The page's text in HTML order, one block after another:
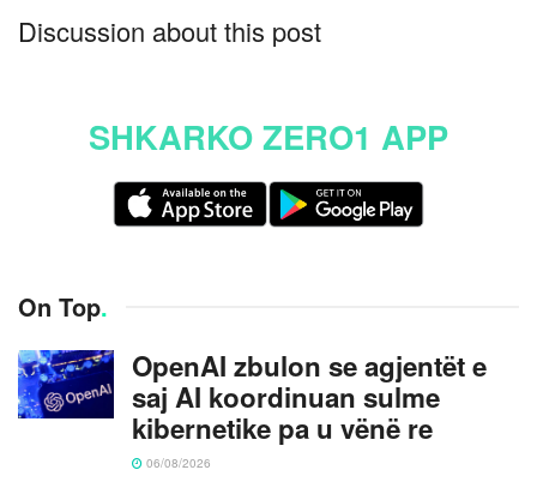
Discussion about this post
SHKARKO ZERO1 APP
On Top.
OpenAI zbulon se agjentët e
saj AI koordinuan sulme
kibernetike pa u vënë re
06/08/2026